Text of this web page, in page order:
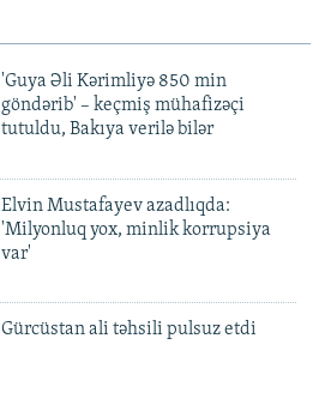
'Guya Əli Kərimliyə 850 min
göndərib' – keçmiş mühafizəçi
tutuldu, Bakıya verilə bilər
Elvin Mustafayev azadlıqda:
'Milyonluq yox, minlik korrupsiya
var'
Gürcüstan ali təhsili pulsuz etdi